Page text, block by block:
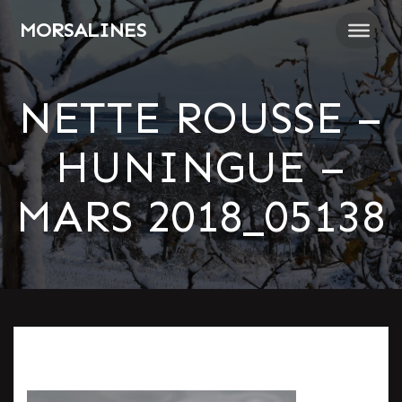
Passer
au
MORSALINES
NETTE ROUSSE –
HUNINGUE –
MARS 2018_05138